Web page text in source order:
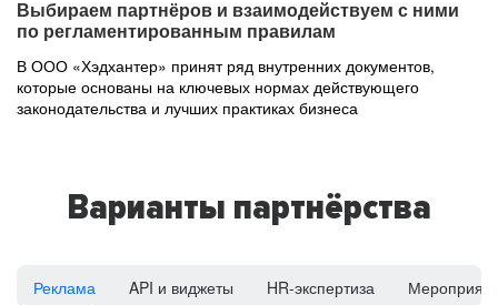
Выбираем партнёров и взаимодействуем с ними
по регламентированным правилам
В ООО «Хэдхантер» принят ряд внутренних документов,
которые основаны на ключевых нормах действующего
законодательства и лучших практиках бизнеса
Варианты партнёрства
Реклама API и виджеты HR-экспертиза